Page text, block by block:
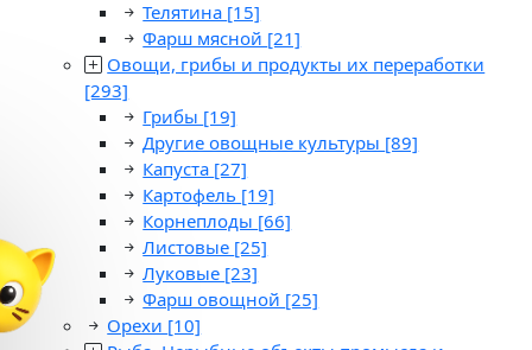
Телятина [15]
Фарш мясной [21]
Овощи, грибы и продукты их переработки
[293]
Грибы [19]
Другие овощные культуры [89]
Капуста [27]
Картофель [19]
Корнеплоды [66]
Листовые [25]
Луковые [23]
Фарш овощной [25]
Орехи [10]